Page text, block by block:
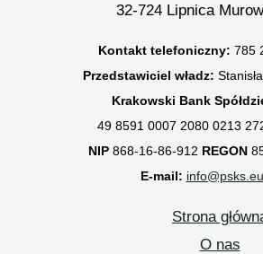
32-724 Lipnica
Kontakt telefoniczny: 785
Przedstawiciel władz:
Krakowski Bank
49 8591 0007 2080 0213
NIP868-16-86-912 REGON
E-mail: info@psks.eu
Strona
O nas